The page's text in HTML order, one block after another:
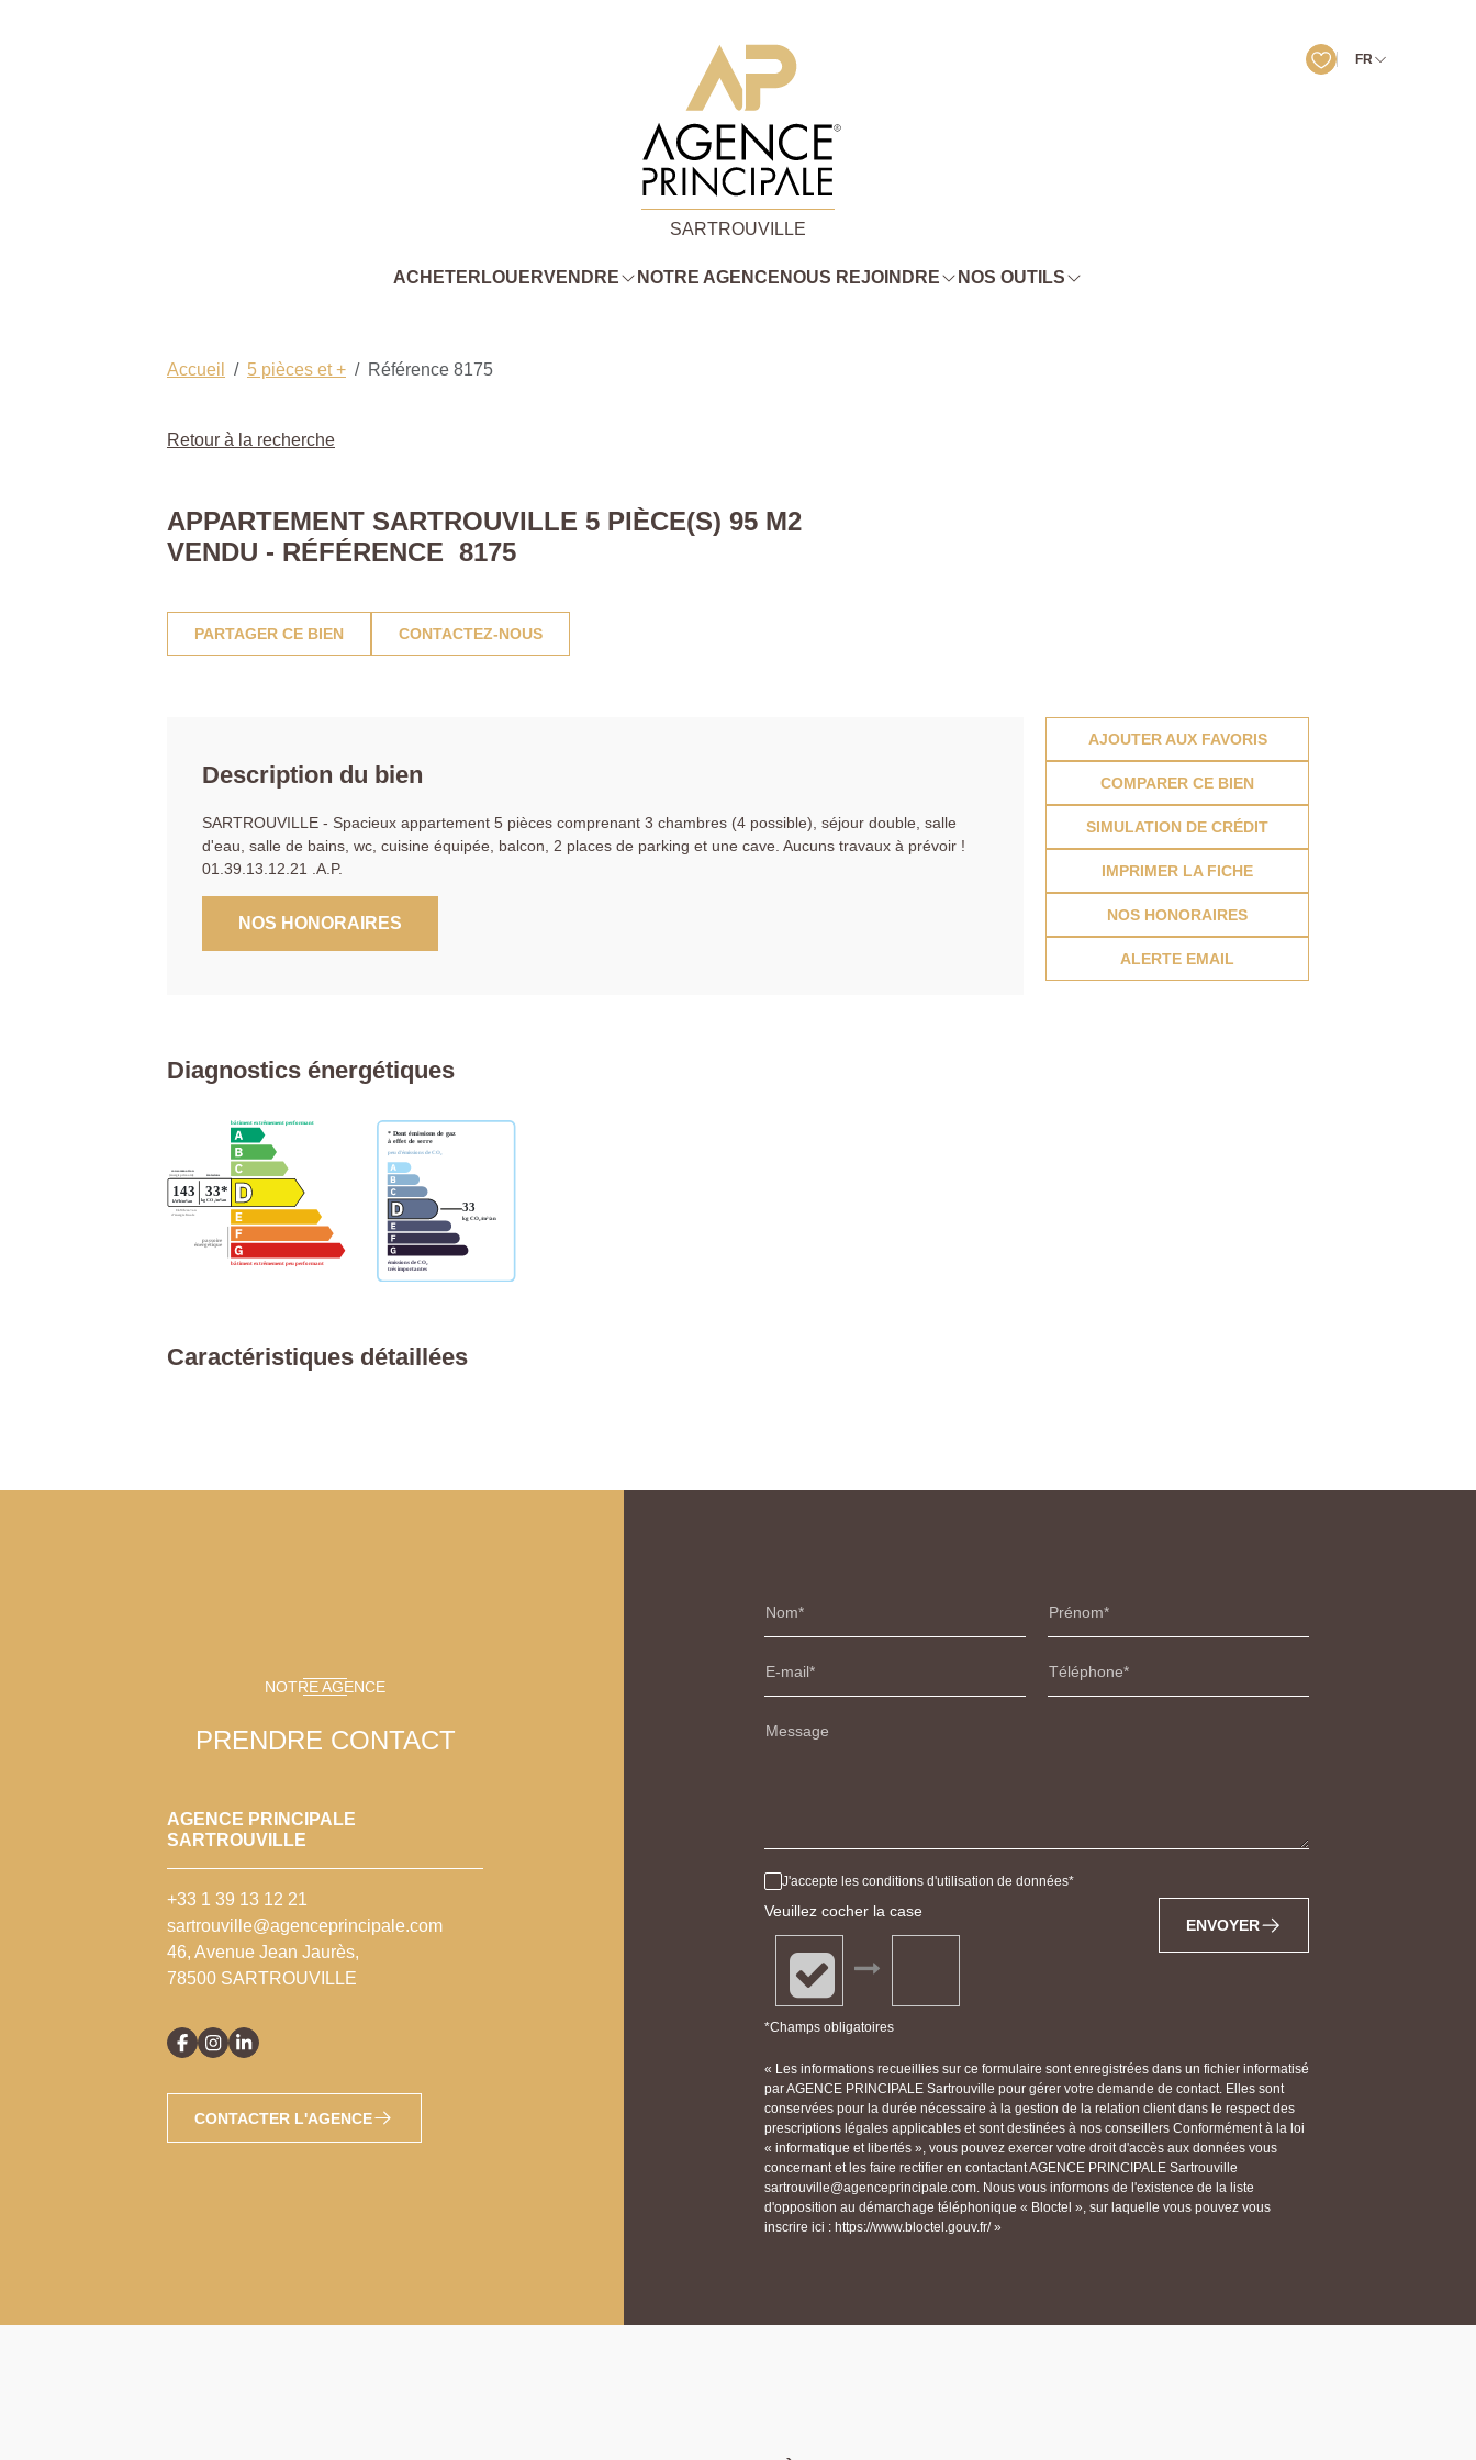
FR
SARTROUVILLE
ACHETER LOUERVENDRE NOTRE AGENCE NOUS REJOINDRE NOS OUTILS
Accueil 5 pièces et + Référence 8175
Retour à la recherche
APPARTEMENT SARTROUVILLE 5 PIÈCE(S) 95 M2
VENDU - RÉFÉRENCE 8175
PARTAGER CE BIEN CONTACTEZ-NOUS
Description du bien
SARTROUVILLE - Spacieux appartement 5 pièces comprenant 3 chambres (4 possible), séjour double, salle
d'eau, salle de bains, wc, cuisine équipée, balcon, 2 places de parking et une cave. Aucuns travaux à prévoir !
01.39.13.12.21 .A.P.
NOS HONORAIRES
AJOUTER AUX FAVORIS
COMPARER CE BIEN
SIMULATION DE CRÉDIT
IMPRIMER LA FICHE
NOS HONORAIRES
ALERTE EMAIL
Diagnostics énergétiques
Caractéristiques détaillées
NOTRE AGENCE
PRENDRE CONTACT
AGENCE PRINCIPALE
SARTROUVILLE
+33 1 39 13 12 21
sartrouville@agenceprincipale.com
46, Avenue Jean Jaurès,
78500 SARTROUVILLE
CONTACTER L'AGENCE
Nom Prénom
E-mail Téléphone
Message
J'accepte les conditions d'utilisation de données
Veuillez cocher la case
*Champs obligatoires
ENVOYER
« Les informations recueillies sur ce formulaire sont enregistrées dans un fichier informatisé
par AGENCE PRINCIPALE Sartrouville pour gérer votre demande de contact. Elles sont
conservées pour la durée nécessaire à la gestion de la relation client dans le respect des
prescriptions légales applicables et sont destinées à nos conseillers Conformément à la loi
« informatique et libertés », vous pouvez exercer votre droit d'accès aux données vous
concernant et les faire rectifier en contactant AGENCE PRINCIPALE Sartrouville
sartrouville@agenceprincipale.com. Nous vous informons de l'existence de la liste
d'opposition au démarchage téléphonique « Bloctel », sur laquelle vous pouvez vous
inscrire ici : https://www.bloctel.gouv.fr/ »